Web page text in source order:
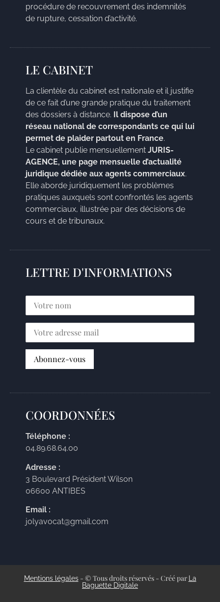
procédure de recouvrement des indemnités
de rupture, cessation d’activité.
LE CABINET
La clientèle du cabinet est nationale et il justifie
de ce fait d’une grande pratique du traitement
des dossiers à distance. Il dispose d’un
réseau national de correspondants ce qui lui
permet de plaider partout en France.
Le cabinet publie mensuellement JURIS-
AGENCE, une page mensuelle d’actualité
juridique dédiée aux agents commerciaux.
Elle aborde juridiquement les problèmes
pratiques auxquels sont confrontés les agents
commerciaux, illustrée par des décisions de
cours et de tribunaux.
LETTRE D'INFORMATIONS
COORDONNÉES
Téléphone :
04.89.68.64.00
Adresse :
3 Boulevard Président Wilson
06600 ANTIBES
Email :
jolyavocat@gmail.com
Mentions légales- © Tous droits réservés - Créé par La
Baguette Digitale